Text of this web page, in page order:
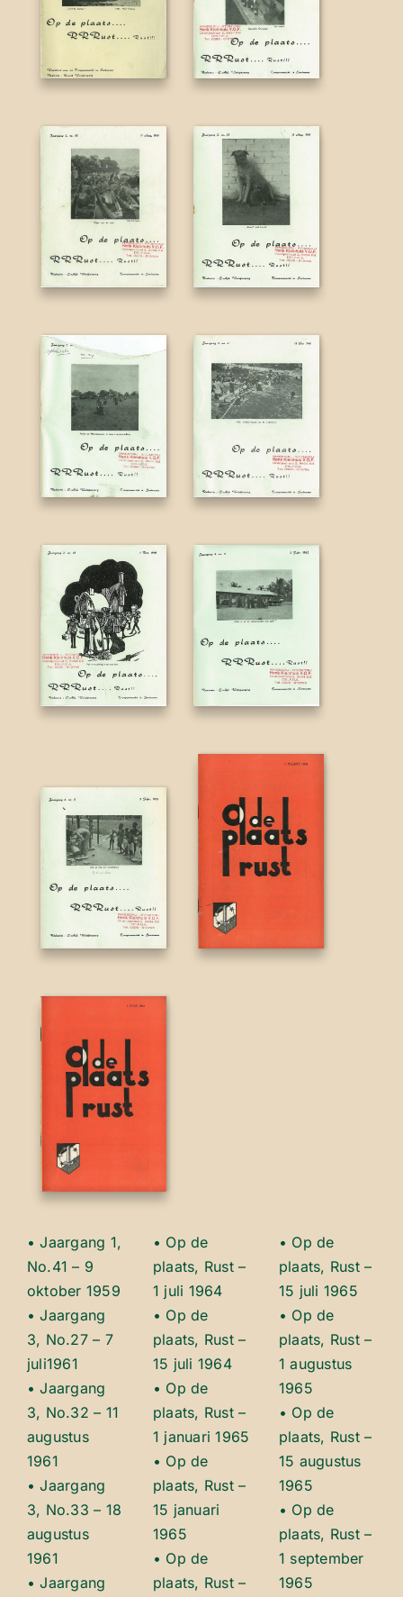
• Jaargang 1,
No.41 – 9
oktober 1959
• Jaargang
3, No.27 – 7
juli1961
• Jaargang
3, No.32 – 11
augustus
1961
• Jaargang
3, No.33 – 18
augustus
1961
• Jaargang
• Op de
plaats, Rust –
1 juli 1964
• Op de
plaats, Rust –
15 juli 1964
• Op de
plaats, Rust –
1 januari 1965
• Op de
plaats, Rust –
15 januari
1965
• Op de
plaats, Rust –
• Op de
plaats, Rust –
15 juli 1965
• Op de
plaats, Rust –
1 augustus
1965
• Op de
plaats, Rust –
15 augustus
1965
• Op de
plaats, Rust –
1 september
1965